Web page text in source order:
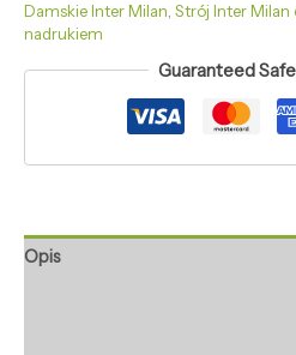
Damskie Inter Milan, Strój Inter Milan
nadrukiem
Guaranteed
Opis